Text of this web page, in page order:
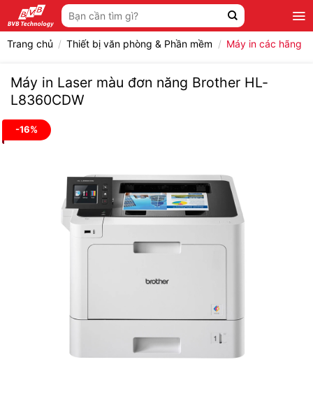
qua
nội
Tìm
kiếm:
Trang chủ / Thiết bị văn phòng & Phần mềm / Máy in các hãng
Máy in Laser màu đơn năng Brother HL-
L8360CDW
-16%